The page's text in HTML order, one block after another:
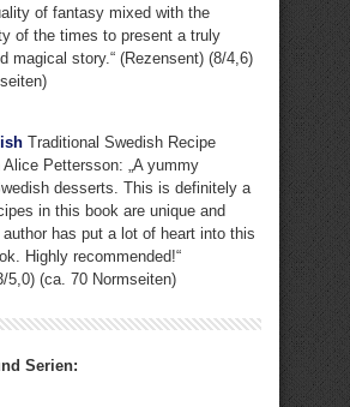
of fantasy mixed with the
of the times to present a truly
magical story.“ (Rezensent) (8/4,6)
Traditional Swedish Recipe
Pettersson: „A yummy
desserts. This is definitely a
in this book are unique and
has put a lot of heart into this
Highly recommended!“
5,0) (ca. 70 Normseiten)
Serien: